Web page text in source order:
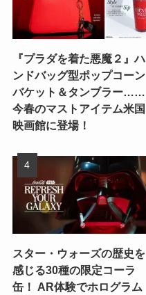
『プラダを着た悪魔２』ハ
ンドバッグ型ポップコーン
バケット＆タンブラー……
今春のマストアイテム米国
映画館に登場！
スター・ウォーズの歴史を
感じる30種の限定コーラ
缶！ AR体験でホログラム